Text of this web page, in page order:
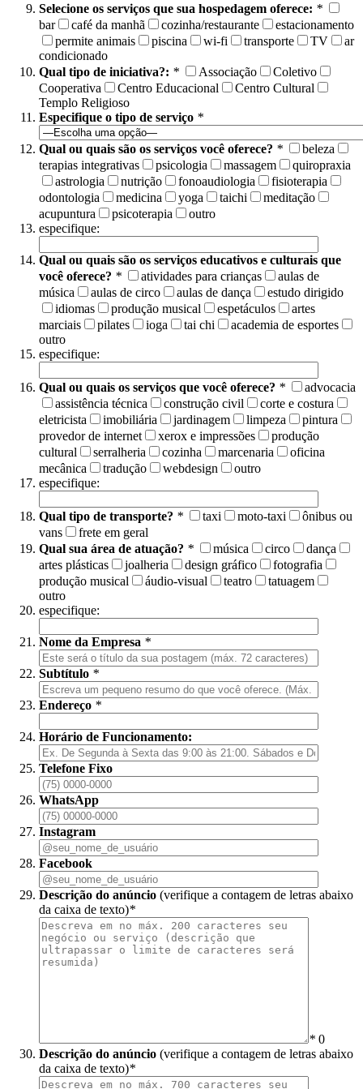
Selecione os serviços que sua hospedagem oferece: *
bar
café da manhã cozinha/restaurante
estacionamento
permite animais
piscina wi-fi transporte TV
ar
condicionado
Qual tipo de iniciativa?: * Associação
Coletivo
Cooperativa
Centro Educacional
Centro Cultural
Templo Religioso
Especifique o tipo de serviço *
Qual ou quais são os serviços você oferece? *
beleza
terapias integrativas
psicologia massagem
quiropraxia
astrologia
nutrição fonoaudiologia
fisioterapia
odontologia
medicina yoga taichi
meditação
acupuntura
psicoterapia
outro
especifique:
Qual ou quais são os serviços educativos e culturais que
você oferece? * atividades para crianças
aulas de
música
aulas de circo aulas de dança
estudo dirigido
idiomas
produção musical espetáculos
artes
marciais
pilates ioga tai chi
academia de esportes
outro
especifique:
Qual ou quais os serviços que você oferece? *
advocacia
assistência técnica
construção civil
corte e costura
eletricista
imobiliária jardinagem limpeza
pintura
provedor de internet
xerox e impressões
produção
cultural
serralheria cozinha marcenaria
oficina
mecânica
tradução webdesign
outro
especifique:
Qual tipo de transporte? * taxi moto-taxi
ônibus ou
vans
frete em geral
Qual sua área de atuação? * música circo
dança
artes plásticas
joalheria design gráfico
fotografia
produção musical
áudio-visual teatro
tatuagem
outro
especifique:
Nome da Empresa *
Subtítulo *
Endereço *
Horário de Funcionamento:
Telefone Fixo
WhatsApp
Instagram
Facebook
Descrição do anúncio (verifique a contagem de letras abaixo
da caixa de texto)*
* 0
Descrição do anúncio (verifique a contagem de letras abaixo
da caixa de texto)*